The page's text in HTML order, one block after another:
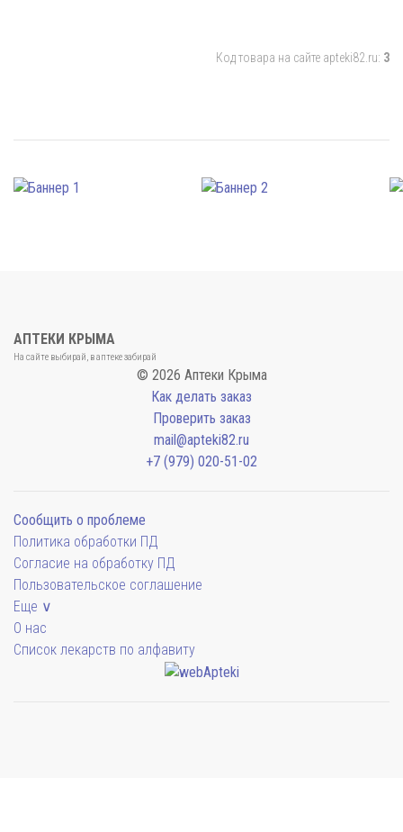
Код товара на сайте apteki82.ru: 3
АПТЕКИ КРЫМА
На сайте выбирай, в аптеке забирай
© 2026 Аптеки Крыма
Как делать заказ
Проверить заказ
mail@apteki82.ru
+7 (979) 020-51-02
Сообщить о проблеме
Политика обработки ПД
Согласие на обработку ПД
Пользовательское соглашение
Еще ∨
О нас
Список лекарств по алфавиту